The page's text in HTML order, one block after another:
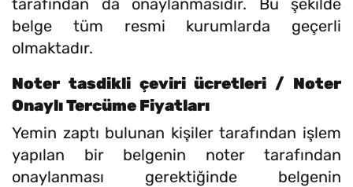
tarafından da onaylanmasıdır. Bu şekilde
belge tüm resmi kurumlarda geçerli
olmaktadır.
Noter tasdikli çeviri ücretleri / Noter
Onaylı Tercüme Fiyatları
Yemin zaptı bulunan kişiler tarafından işlem
yapılan bir belgenin noter tarafından
onaylanması gerektiğinde belgenin